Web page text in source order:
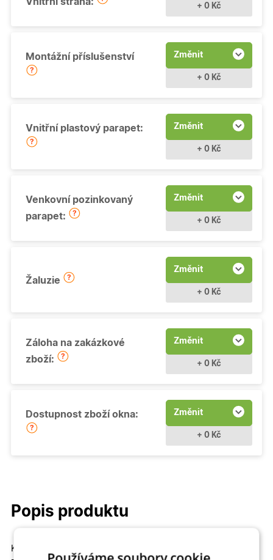
+ 0 Kč
Montážní příslušenství Změnit
+ 0 Kč
Vnitřní plastový parapet: Změnit
+ 0 Kč
Venkovní pozinkovaný
parapet:
Změnit
+ 0 Kč
Žaluzie
Změnit
+ 0 Kč
Záloha na zakázkové
zboží:
Změnit
+ 0 Kč
Dostupnost zboží okna: Změnit
+ 0 Kč
Popis produktu
Kvalitní a cenově dostupné